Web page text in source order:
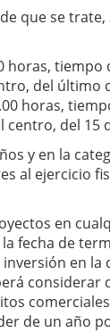
que se trate,
horas, tiempo
del último
horas,
centro, del 15
y en la
al ejercicio
en
fecha de
en
considerar
de un año